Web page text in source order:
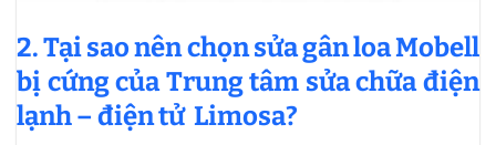
2. Tại sao nên chọn sửa gân loa Mobell
bị cứng của Trung tâm sửa chữa điện
lạnh – điện tử Limosa?